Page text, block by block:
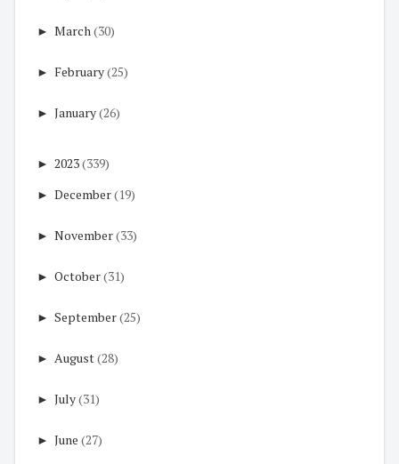
► March(30)
► February(25)
► January(26)
► 2023(339)
► December(19)
► November(33)
► October(31)
► September(25)
► August(28)
► July(31)
► June (27)